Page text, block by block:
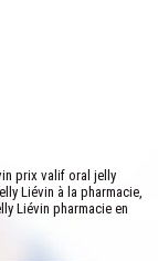
prix valif oral jelly
Liévin à la pharmacie,
Liévin pharmacie en